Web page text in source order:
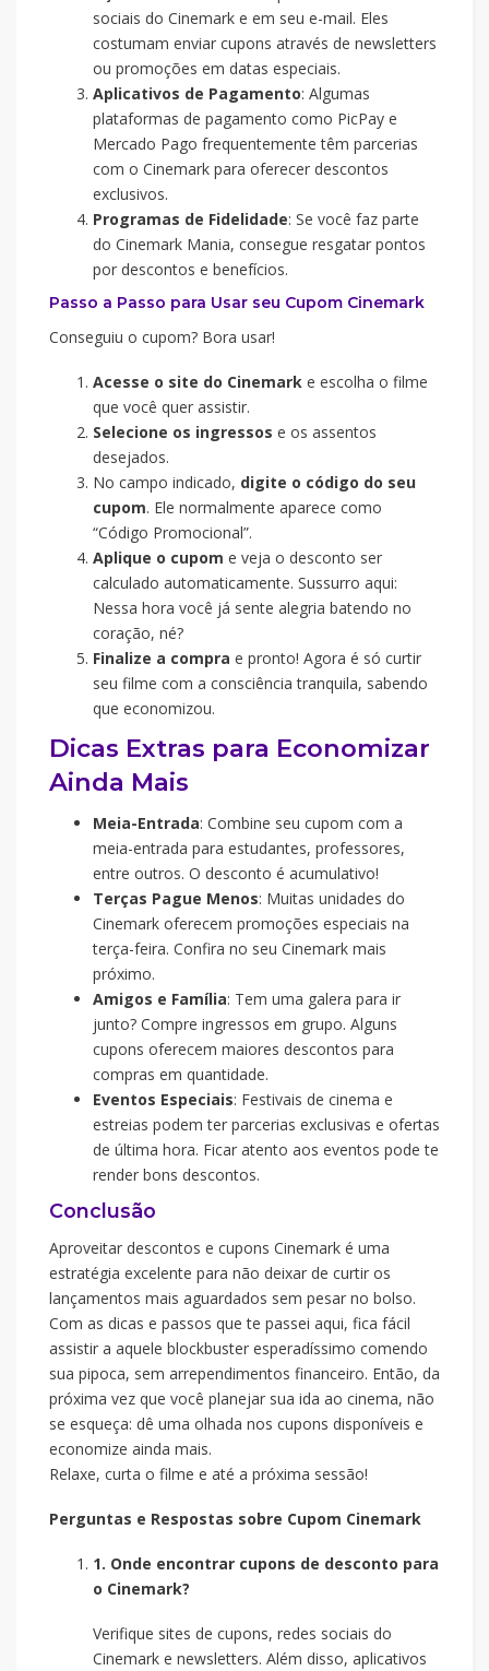
sociais do Cinemark e em seu e-mail. Eles
costumam enviar cupons através de newsletters
ou promoções em datas especiais.
Aplicativos de Pagamento: Algumas
plataformas de pagamento como PicPay e
Mercado Pago frequentemente têm parcerias
com o Cinemark para oferecer descontos
exclusivos.
Programas de Fidelidade: Se você faz parte
do Cinemark Mania, consegue resgatar pontos
por descontos e benefícios.
Passo a Passo para Usar seu Cupom Cinemark
Conseguiu o cupom? Bora usar!
Acesse o site do Cinemark e escolha o filme
que você quer assistir.
Selecione os ingressos e os assentos
desejados.
No campo indicado, digite o código do seu
cupom. Ele normalmente aparece como
“Código Promocional”.
Aplique o cupom e veja o desconto ser
calculado automaticamente. Sussurro aqui:
Nessa hora você já sente alegria batendo no
coração, né?
Finalize a compra e pronto! Agora é só curtir
seu filme com a consciência tranquila, sabendo
que economizou.
Dicas Extras para Economizar
Ainda Mais
Meia-Entrada: Combine seu cupom com a
meia-entrada para estudantes, professores,
entre outros. O desconto é acumulativo!
Terças Pague Menos: Muitas unidades do
Cinemark oferecem promoções especiais na
terça-feira. Confira no seu Cinemark mais
próximo.
Amigos e Família: Tem uma galera para ir
junto? Compre ingressos em grupo. Alguns
cupons oferecem maiores descontos para
compras em quantidade.
Eventos Especiais: Festivais de cinema e
estreias podem ter parcerias exclusivas e ofertas
de última hora. Ficar atento aos eventos pode te
render bons descontos.
Conclusão
Aproveitar descontos e cupons Cinemark é uma
estratégia excelente para não deixar de curtir os
lançamentos mais aguardados sem pesar no bolso.
Com as dicas e passos que te passei aqui, fica fácil
assistir a aquele blockbuster esperadíssimo comendo
sua pipoca, sem arrependimentos financeiro. Então, da
próxima vez que você planejar sua ida ao cinema, não
se esqueça: dê uma olhada nos cupons disponíveis e
economize ainda mais.
Relaxe, curta o filme e até a próxima sessão!
Perguntas e Respostas sobre Cupom Cinemark
1. Onde encontrar cupons de desconto para
o Cinemark?
Verifique sites de cupons, redes sociais do
Cinemark e newsletters. Além disso, aplicativos